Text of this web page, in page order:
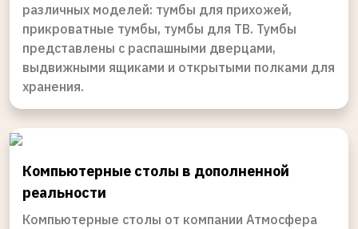
различных моделей: тумбы для прихожей,
прикроватные тумбы, тумбы для ТВ. Тумбы
представлены с распашными дверцами,
выдвижными ящиками и открытыми полками для
хранения.
Компьютерные столы в дополненной
реальности
Компьютерные столы от компании Атмосфера